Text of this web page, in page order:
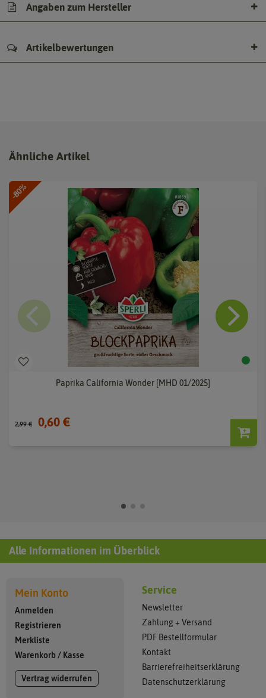
Angaben zum Hersteller
Artikelbewertungen
Ähnliche Artikel
-80%
Paprika California Wonder [MHD 01/2025]
2,99 € 0,60 €
Alle Informationen im Überblick
Mein Konto
Anmelden
Registrieren
Merkliste
Warenkorb / Kasse
Vertrag widerrufen
Service
Newsletter
Zahlung + Versand
PDF Bestellformular
Kontakt
Barrierefreiheitserklärung
Datenschutzerklärung